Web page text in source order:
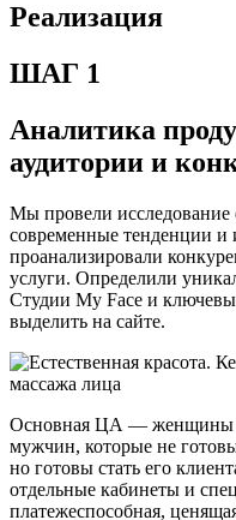
Реализация
ШАГ 1
Аналитика
аудитории и
Мы провели исследование
современные тенденции и
проанализировали
услуги. Определили
Студии My Face и
выделить на сайте.
Основная ЦА — женщины
мужчин, которые не
но готовы стать его
отдельные кабинеты и
платежеспособная,